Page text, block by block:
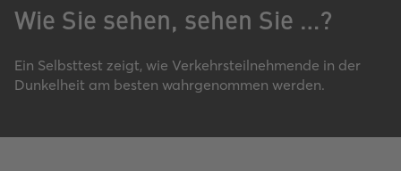
Wie Sie sehen, sehen Sie …?
Ein Selbsttest zeigt, wie Verkehrsteilnehmende in der
Dunkelheit am besten wahrgenommen werden.